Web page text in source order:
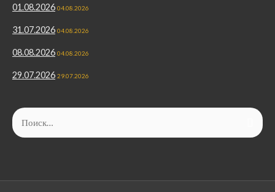
01.08.2026 04.08.2026
31.07.2026 04.08.2026
08.08.2026 04.08.2026
29.07.2026 29.07.2026
Найти: